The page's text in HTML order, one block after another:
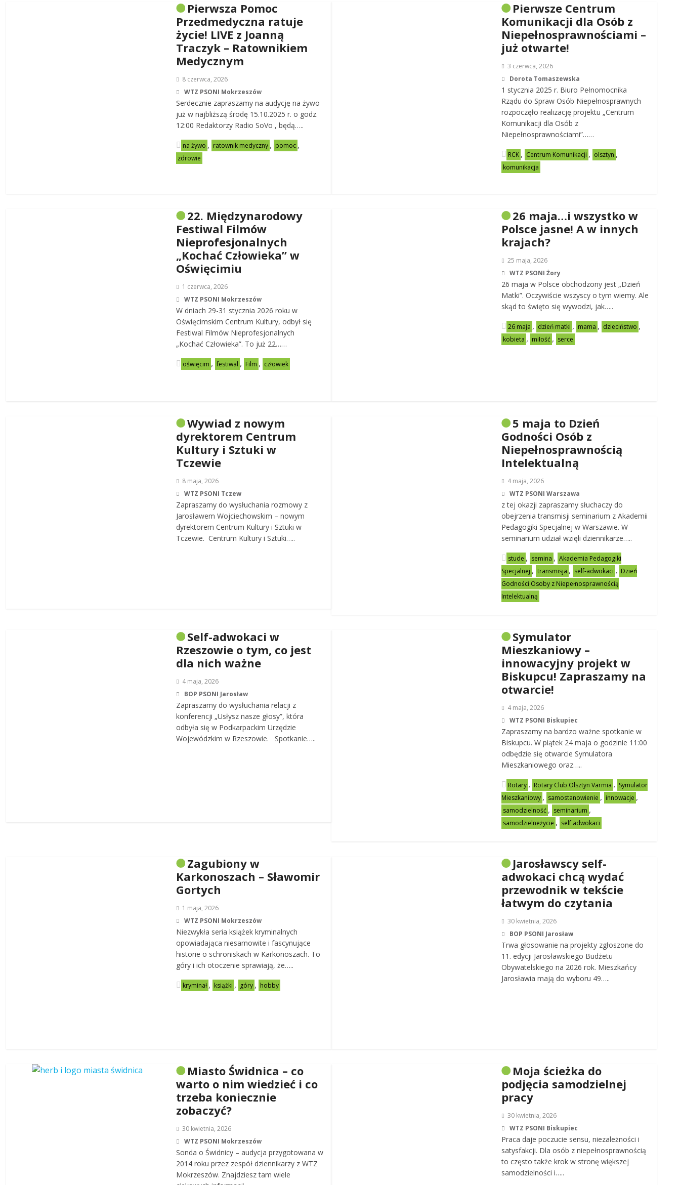
Pierwsza Pomoc
Przedmedyczna ratuje
życie! LIVE z Joanną
Traczyk – Ratownikiem
Medycznym
8 czerwca, 2026
WTZ PSONI Mokrzeszów
Serdecznie zapraszamy na audycję na żywo
już w najbliższą środę 15.10.2025 r. o godz.
12:00 Redaktorzy Radio SoVo , będą…..
na żywo , ratownik medyczny , pomoc ,
zdrowie
Pierwsze Centrum
Komunikacji dla Osób z
Niepełnosprawnościami –
już otwarte!
3 czerwca, 2026
Dorota Tomaszewska
1 stycznia 2025 r. Biuro Pełnomocnika
Rządu do Spraw Osób Niepełnosprawnych
rozpoczęło realizację projektu „Centrum
Komunikacji dla Osób z
Niepełnosprawnościami”……
RCK , Centrum Komunikacji , olsztyn ,
komunikacja
22. Międzynarodowy
Festiwal Filmów
Nieprofesjonalnych
„Kochać Człowieka” w
Oświęcimiu
1 czerwca, 2026
WTZ PSONI Mokrzeszów
W dniach 29-31 stycznia 2026 roku w
Oświęcimskim Centrum Kultury, odbył się
Festiwal Filmów Nieprofesjonalnych
„Kochać Człowieka”. To już 22……
oświęcim , festiwal , Film , człowiek
26 maja…i wszystko w
Polsce jasne! A w innych
krajach?
25 maja, 2026
WTZ PSONI Żory
26 maja w Polsce obchodzony jest „Dzień
Matki”. Oczywiście wszyscy o tym wiemy. Ale
skąd to święto się wywodzi, jak…..
26 maja , dzień matki , mama , dzieciństwo ,
kobieta , miłość , serce
Wywiad z nowym
dyrektorem Centrum
Kultury i Sztuki w
Tczewie
8 maja, 2026
WTZ PSONI Tczew
Zapraszamy do wysłuchania rozmowy z
Jarosławem Wojciechowskim – nowym
dyrektorem Centrum Kultury i Sztuki w
Tczewie. Centrum Kultury i Sztuki…..
5 maja to Dzień
Godności Osób z
Niepełnosprawnością
Intelektualną
4 maja, 2026
WTZ PSONI Warszawa
z tej okazji zapraszamy słuchaczy do
obejrzenia transmisji seminarium z Akademii
Pedagogiki Specjalnej w Warszawie. W
seminarium udział wzięli dziennikarze…..
stude , semina , Akademia Pedagogiki
Specjalnej , transmisja , self-adwokaci , Dzień
Godności Osoby z Niepełnosprawnością
Intelektualną
Self-adwokaci w
Rzeszowie o tym, co jest
dla nich ważne
4 maja, 2026
BOP PSONI Jarosław
Zapraszamy do wysłuchania relacji z
konferencji „Usłysz nasze głosy”, która
odbyła się w Podkarpackim Urzędzie
Wojewódzkim w Rzeszowie. Spotkanie…..
Symulator
Mieszkaniowy –
innowacyjny projekt w
Biskupcu! Zapraszamy na
otwarcie!
4 maja, 2026
WTZ PSONI Biskupiec
Zapraszamy na bardzo ważne spotkanie w
Biskupcu. W piątek 24 maja o godzinie 11:00
odbędzie się otwarcie Symulatora
Mieszkaniowego oraz…..
Rotary , Rotary Club Olsztyn Varmia , Symulator
Mieszkaniowy , samostanowienie , innowacje ,
samodzielność , seminarium ,
samodzielneżycie , self adwokaci
Zagubiony w
Karkonoszach – Sławomir
Gortych
1 maja, 2026
WTZ PSONI Mokrzeszów
Niezwykła seria książek kryminalnych
opowiadająca niesamowite i fascynujące
historie o schroniskach w Karkonoszach. To
góry i ich otoczenie sprawiają, że…..
kryminał , książki , góry , hobby
Jarosławscy self-
adwokaci chcą wydać
przewodnik w tekście
łatwym do czytania
30 kwietnia, 2026
BOP PSONI Jarosław
Trwa głosowanie na projekty zgłoszone do
11. edycji Jarosławskiego Budżetu
Obywatelskiego na 2026 rok. Mieszkańcy
Jarosławia mają do wyboru 49…..
Miasto Świdnica – co
warto o nim wiedzieć i co
trzeba koniecznie
zobaczyć?
30 kwietnia, 2026
WTZ PSONI Mokrzeszów
Sonda o Świdnicy – audycja przygotowana w
2014 roku przez zespół dziennikarzy z WTZ
Mokrzeszów. Znajdziesz tam wiele
Moja ścieżka do
podjęcia samodzielnej
pracy
30 kwietnia, 2026
WTZ PSONI Biskupiec
Praca daje poczucie sensu, niezależności i
satysfakcji. Dla osób z niepełnosprawnością
to często także krok w stronę większej
samodzielności i…..